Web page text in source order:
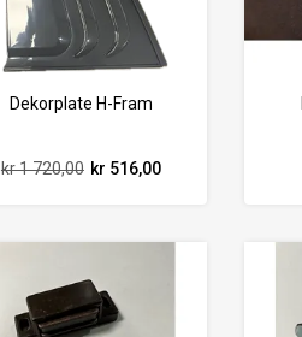
Dekorplate H-Fram
kr 1 720,00 kr 516,00